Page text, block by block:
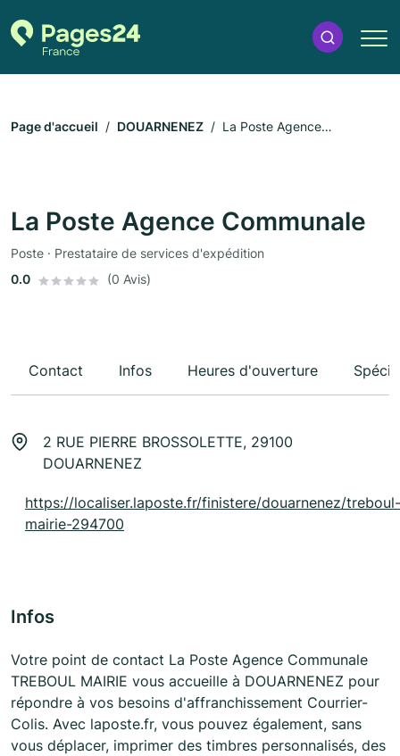
Page d'accueil DOUARNENEZ
La Poste Agence
La Poste Agence Communale
Poste · Prestataire de services d'expédition
0.0
(0 Avis)
Contact Infos Heures d'ouverture
2 RUE PIERRE BROSSOLETTE, 29100
DOUARNENEZ
https://localiser.laposte.fr/finistere/douarnenez/treboul-
mairie-294700
Infos
Votre point de contact La Poste Agence Communale
TREBOUL MAIRIE vous accueille à DOUARNENEZ pour
répondre à vos besoins d'affranchissement Courrier-
Colis. Avec laposte.fr, vous pouvez également, sans
vous déplacer, imprimer des timbres personnalisés, des